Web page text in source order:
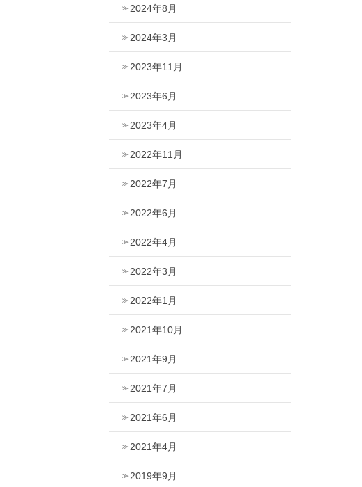
2024年8月
2024年3月
2023年11月
2023年6月
2023年4月
2022年11月
2022年7月
2022年6月
2022年4月
2022年3月
2022年1月
2021年10月
2021年9月
2021年7月
2021年6月
2021年4月
2019年9月